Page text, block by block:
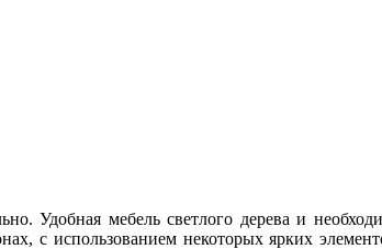
Удобная мебель светлого дерева и
с использованием некоторых ярких